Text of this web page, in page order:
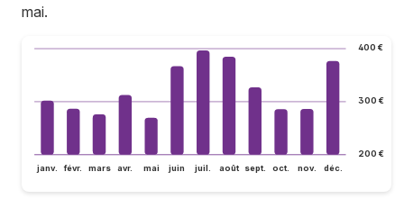
mai.
200 €
300 €
400 €
janv. févr. mars avr. mai juin juil. août sept. oct. nov. déc.